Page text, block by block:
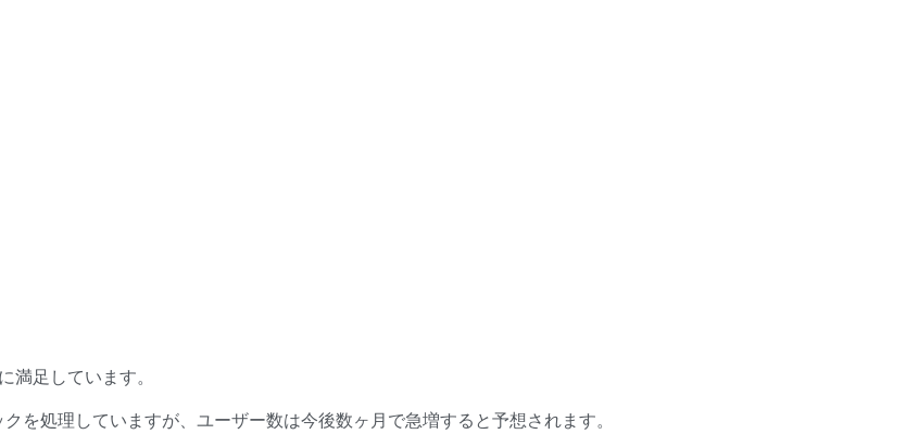
足しています。
を処理していますが、ユーザー数は今後数ヶ月で急増すると予想されます。